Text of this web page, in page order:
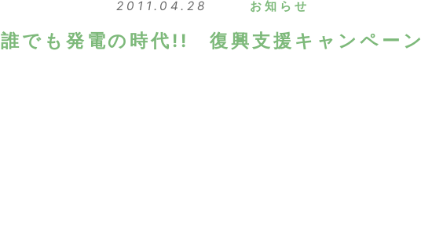
2011.04.28 お知らせ
誰でも発電の時代!! 復興支援キャンペーン